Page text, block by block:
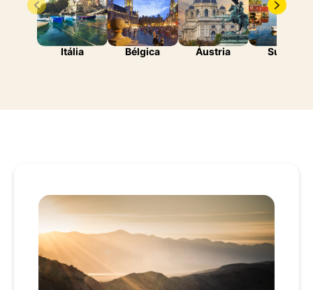
Itália Bélgica Áustria Suécia